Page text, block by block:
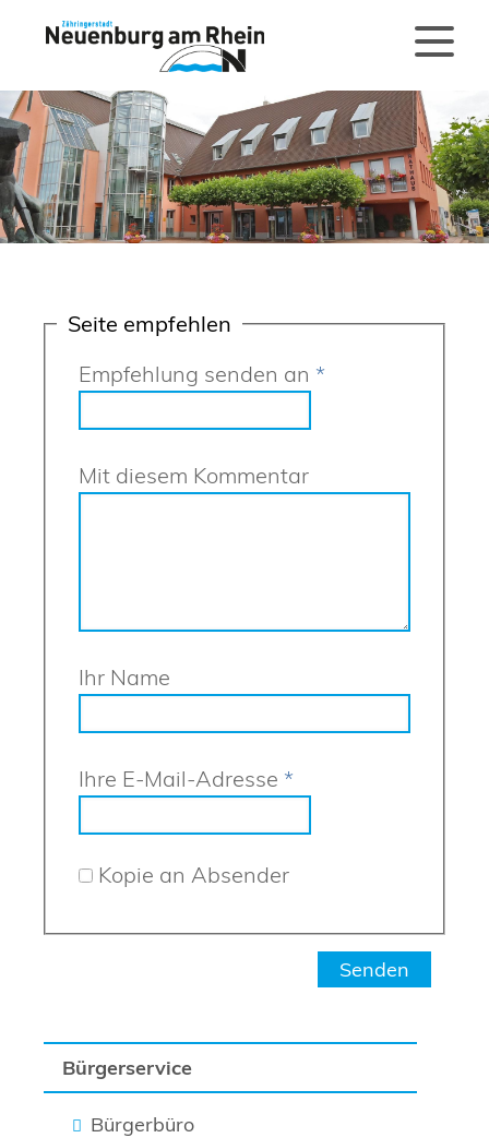
Bürgerservice
Bürgerbüro
Seite empfehlen
Empfehlung senden an *
Mit diesem Kommentar
Ihr Name
Ihre E-Mail-Adresse *
Kopie an Absender